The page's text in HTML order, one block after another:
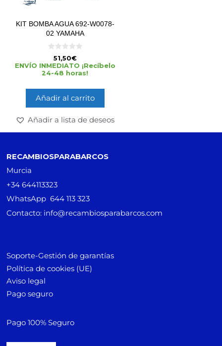
KIT BOMBA AGUA 692-W0078-
02 YAMAHA
e
5
51,50€
ENVÍO INMEDIATO ¡Recíbelo
24-48 horas!
Añadir al carrito
Añadir a lista de deseos
RECAMBIOSPARABARCOS
Murcia
+34 644113323
WhatsApp 644 113 323
Contacto: info@recambiosparabarcos.com
Soporte-Gestión de garantías
Política de cookies (UE)
Aviso legal
Pago seguro
Pago 100% Seguro